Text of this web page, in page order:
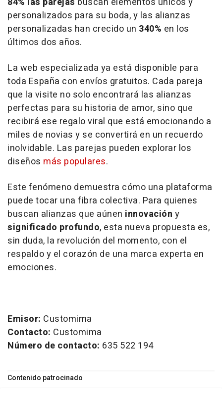
personalizados para su boda, y las alianzas
personalizadas han crecido un 340% en los
últimos dos años.
La web especializada ya está disponible para
toda España con envíos gratuitos. Cada pareja
que la visite no solo encontrará las alianzas
perfectas para su historia de amor, sino que
recibirá ese regalo viral que está emocionando a
miles de novias y se convertirá en un recuerdo
inolvidable. Las parejas pueden explorar los
diseños más populares.
Este fenómeno demuestra cómo una plataforma
puede tocar una fibra colectiva. Para quienes
buscan alianzas que aúnen innovación y
significado profundo, esta nueva propuesta es,
sin duda, la revolución del momento, con el
respaldo y el corazón de una marca experta en
emociones.
Emisor: Customima
Contacto: Customima
Número de contacto: 635 522 194
Contenido patrocinado